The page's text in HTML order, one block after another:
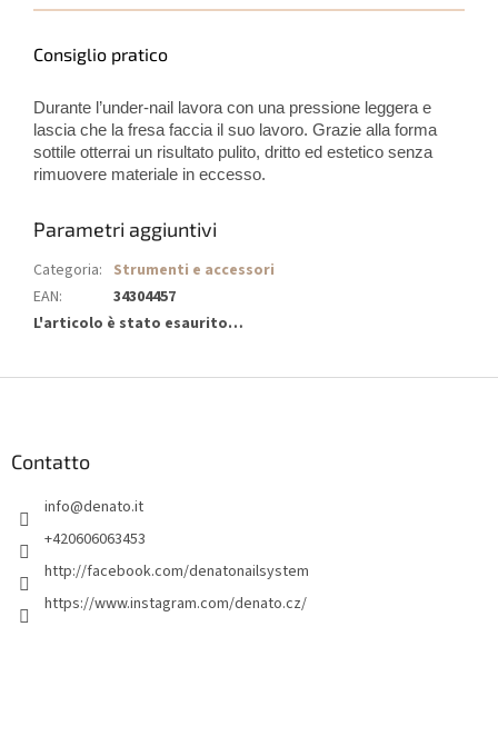
Consiglio pratico
Durante l’under-nail lavora con una pressione leggera e
lascia che la fresa faccia il suo lavoro. Grazie alla forma
sottile otterrai un risultato pulito, dritto ed estetico senza
rimuovere materiale in eccesso.
Parametri aggiuntivi
Categoria: Strumenti e accessori
EAN:
34304457
L'articolo è stato esaurito…
Contatto
info@denato.it
+420606063453
http://facebook.com/denatonailsystem
https://www.instagram.com/denato.cz/